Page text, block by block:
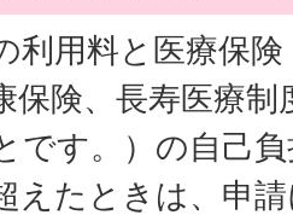
利用料と医療保
保険、長寿医療制
です。）の自己
えたときは、申